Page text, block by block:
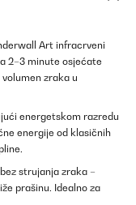
Art infracrveni
2–3 minute osjećate
zraka u
energetskom razredu
energije od klasičnih
strujanja zraka –
prašinu. Idealno za